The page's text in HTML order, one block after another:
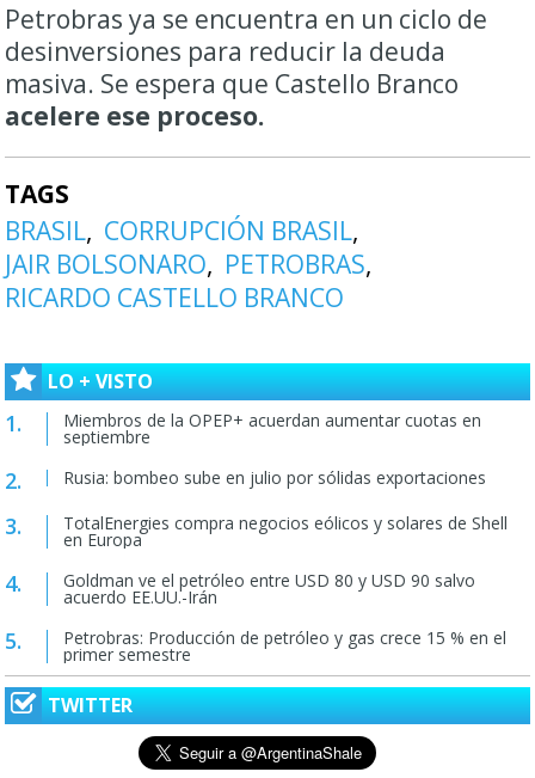
Petrobras ya se encuentra en un ciclo de
desinversiones para reducir la deuda
masiva. Se espera que Castello Branco
acelere ese proceso.
TAGS
BRASIL CORRUPCIÓN BRASIL
JAIR BOLSONARO
PETROBRAS
RICARDO CASTELLO BRANCO
LO + VISTO
Miembros de la OPEP+ acuerdan aumentar cuotas en
septiembre
Rusia: bombeo sube en julio por sólidas exportaciones
TotalEnergies compra negocios eólicos y solares de Shell
en Europa
Goldman ve el petróleo entre USD 80 y USD 90 salvo
acuerdo EE.UU.-Irán
Petrobras: Producción de petróleo y gas crece 15 % en el
primer semestre
TWITTER